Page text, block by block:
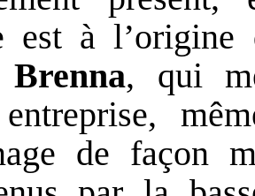
est à l’origine
, qui
de façon